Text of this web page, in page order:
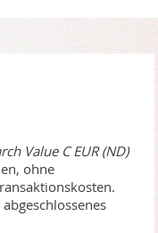
Value C EUR (ND)
ohne